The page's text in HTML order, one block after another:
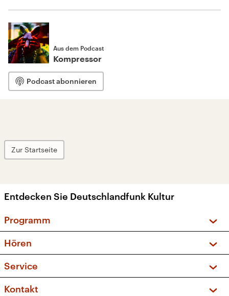
Aus dem Podcast
Kompressor
Podcast abonnieren
Zur Startseite
Entdecken Sie Deutschlandfunk Kultur
Programm
Sendungen und Podcasts
Musikliste
Kakadu – Das Kinderprogramm
Hören
Frequenzen (UKW + DAB+)
Service
FAQ
Kontakt